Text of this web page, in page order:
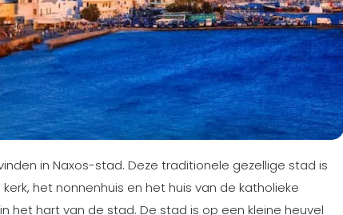
in Naxos-stad. Deze traditionele gezellige stad is
het nonnenhuis en het huis van de katholieke
het hart van de stad. De stad is op een kleine heuvel